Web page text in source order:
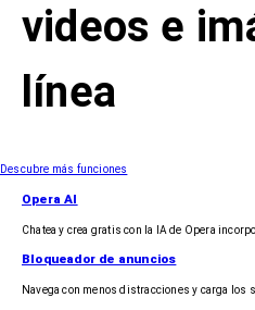
videos e
línea
Descubre más funciones
Opera AI
Chatea y crea gratis con la IA de Opera
Bloqueador de anuncios
Navega con menos distracciones y carga los